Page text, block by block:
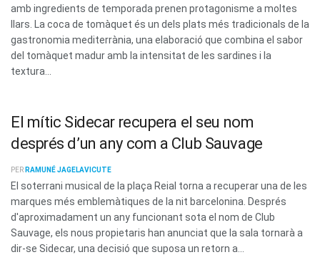
amb ingredients de temporada prenen protagonisme a moltes
llars. La coca de tomàquet és un dels plats més tradicionals de la
gastronomia mediterrània, una elaboració que combina el sabor
del tomàquet madur amb la intensitat de les sardines i la
textura...
El mític Sidecar recupera el seu nom
després d’un any com a Club Sauvage
PER RAMUNÉ JAGELAVICUTE
El soterrani musical de la plaça Reial torna a recuperar una de les
marques més emblemàtiques de la nit barcelonina. Després
d'aproximadament un any funcionant sota el nom de Club
Sauvage, els nous propietaris han anunciat que la sala tornarà a
dir-se Sidecar, una decisió que suposa un retorn a...